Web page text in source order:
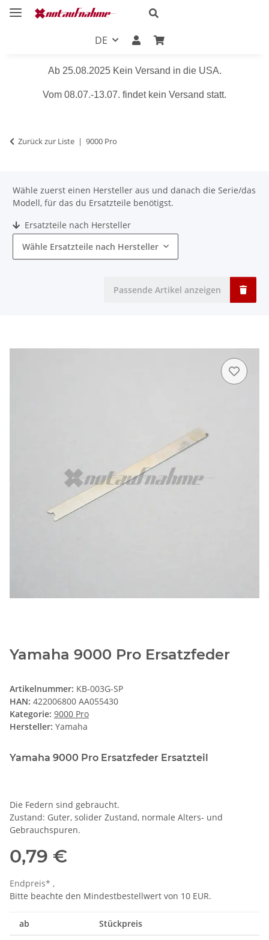
DE
Ab 25.08.2025 Kein Versand in die USA.
Vom 08.07.-13.07. findet kein Versand statt.
Zurück zur Liste 9000 Pro
Wähle zuerst einen Hersteller aus und danach die Serie/das
Modell, für das du Ersatzteile benötigst.
Ersatzteile nach Hersteller
Wähle Ersatzteile nach Hersteller
Passende Artikel anzeigen
Yamaha 9000 Pro Ersatzfeder
Artikelnummer: KB-003G-SP
HAN: 422006800 AA055430
Kategorie: 9000 Pro
Hersteller: Yamaha
Yamaha 9000 Pro Ersatzfeder Ersatzteil
Die Federn sind gebraucht.
Zustand: Guter, solider Zustand, normale Alters- und
Gebrauchspuren.
0,79 €
Endpreis* ,
Bitte beachte den Mindestbestellwert von 10 EUR.
ab Stückpreis